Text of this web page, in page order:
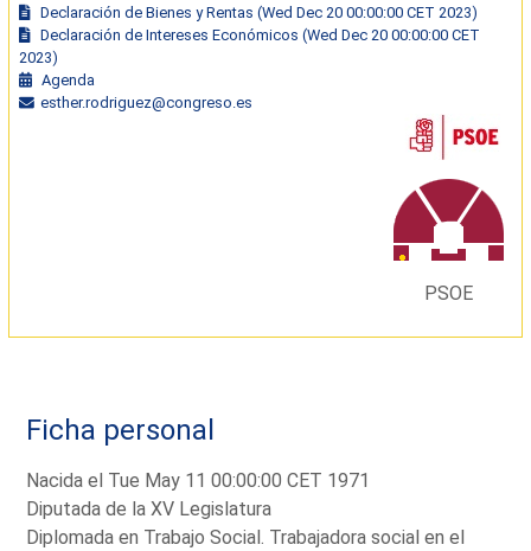
Declaración de Bienes y Rentas (Wed Dec 20 00:00:00 CET 2023)
Declaración de Intereses Económicos (Wed Dec 20 00:00:00 CET
2023)
Agenda
esther.rodriguez@congreso.es
PSOE
Ficha personal
Nacida el Tue May 11 00:00:00 CET 1971
Diputada de la XV Legislatura
Diplomada en Trabajo Social. Trabajadora social en el